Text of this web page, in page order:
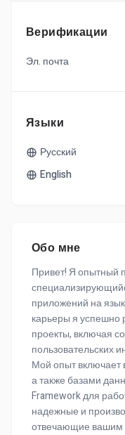
Верификации
Эл. почта
Языки
Русский
English
Обо мне
Привет! Я опытный
приложений на
карьеры я успешно
проекты, включая
пользовательских
Мой опыт включает
а также базами
Framework для
надежные и
отвечающие вашим